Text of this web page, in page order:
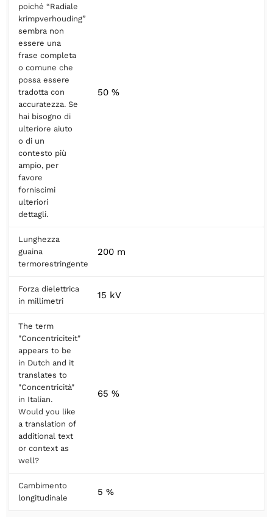
poiché “Radiale
krimpverhouding”
sembra non
essere una
frase completa
o comune che
possa essere
tradotta con
accuratezza. Se
hai bisogno di
ulteriore aiuto
o di un
contesto più
ampio, per
favore
forniscimi
ulteriori
dettagli.
50 %
Lunghezza
guaina
termorestringente
200 m
Forza dielettrica
in millimetri
15 kV
The term
"Concentriciteit"
appears to be
in Dutch and it
translates to
"Concentricità"
in Italian.
Would you like
a translation of
additional text
or context as
well?
65 %
Cambimento
longitudinale
5 %